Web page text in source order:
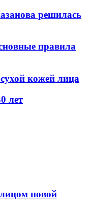
решилась
правила
кожей лица
лет
новой